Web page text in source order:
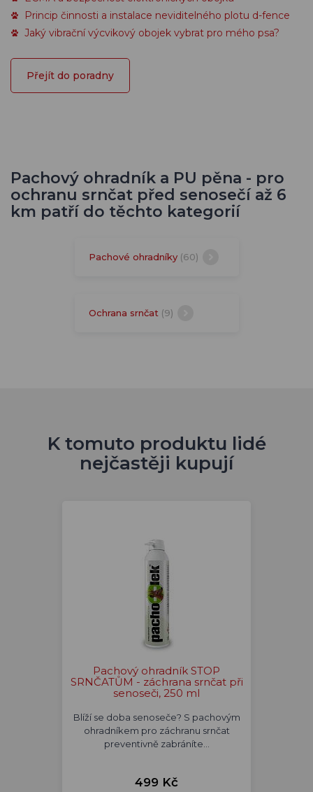
Princip činnosti a instalace neviditelného plotu d-fence
Jaký vibrační výcvikový obojek vybrat pro mého psa?
Přejít do poradny
Pachový ohradník a PU pěna - pro
ochranu srnčat před senosečí až 6
km patří do těchto kategorií
Pachové ohradníky (60)
Ochrana srnčat (9)
K tomuto produktu lidé
nejčastěji kupují
Pachový ohradník STOP
SRNČATŮM - záchrana srnčat při
senoseči, 250 ml
Blíží se doba senoseče? S pachovým
ohradníkem pro záchranu srnčat
preventivně zabráníte…
499 Kč